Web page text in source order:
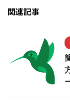
関連記事